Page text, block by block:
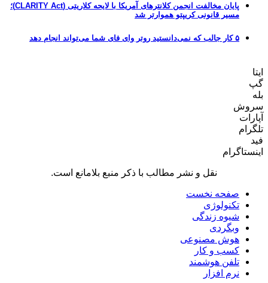
پایان مخالفت انجمن کلانترهای آمریکا با لایحه کلاریتی (CLARITY Act)؛
مسیر قانونی کریپتو هموارتر شد
۵ کار جالب که نمی‌دانستید روتر وای فای شما می‌تواند انجام دهد
ایتا
گپ
بله
سروش
آپارات
تلگرام
فید
اینستاگرام
نقل و نشر مطالب با ذکر منبع بلامانع است.
صفحه نخست
تکنولوژی
شیوه زندگی
وبگردی
هوش مصنوعی
کسب و کار
تلفن هوشمند
نرم افزار